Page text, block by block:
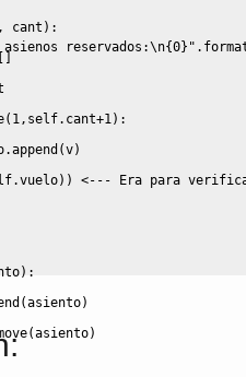
reservados:\n{0}" .
, cant ) :
( 1, self. cant+1) :
.append (v)
<--- Era para
) :
(asiento)
(asiento)